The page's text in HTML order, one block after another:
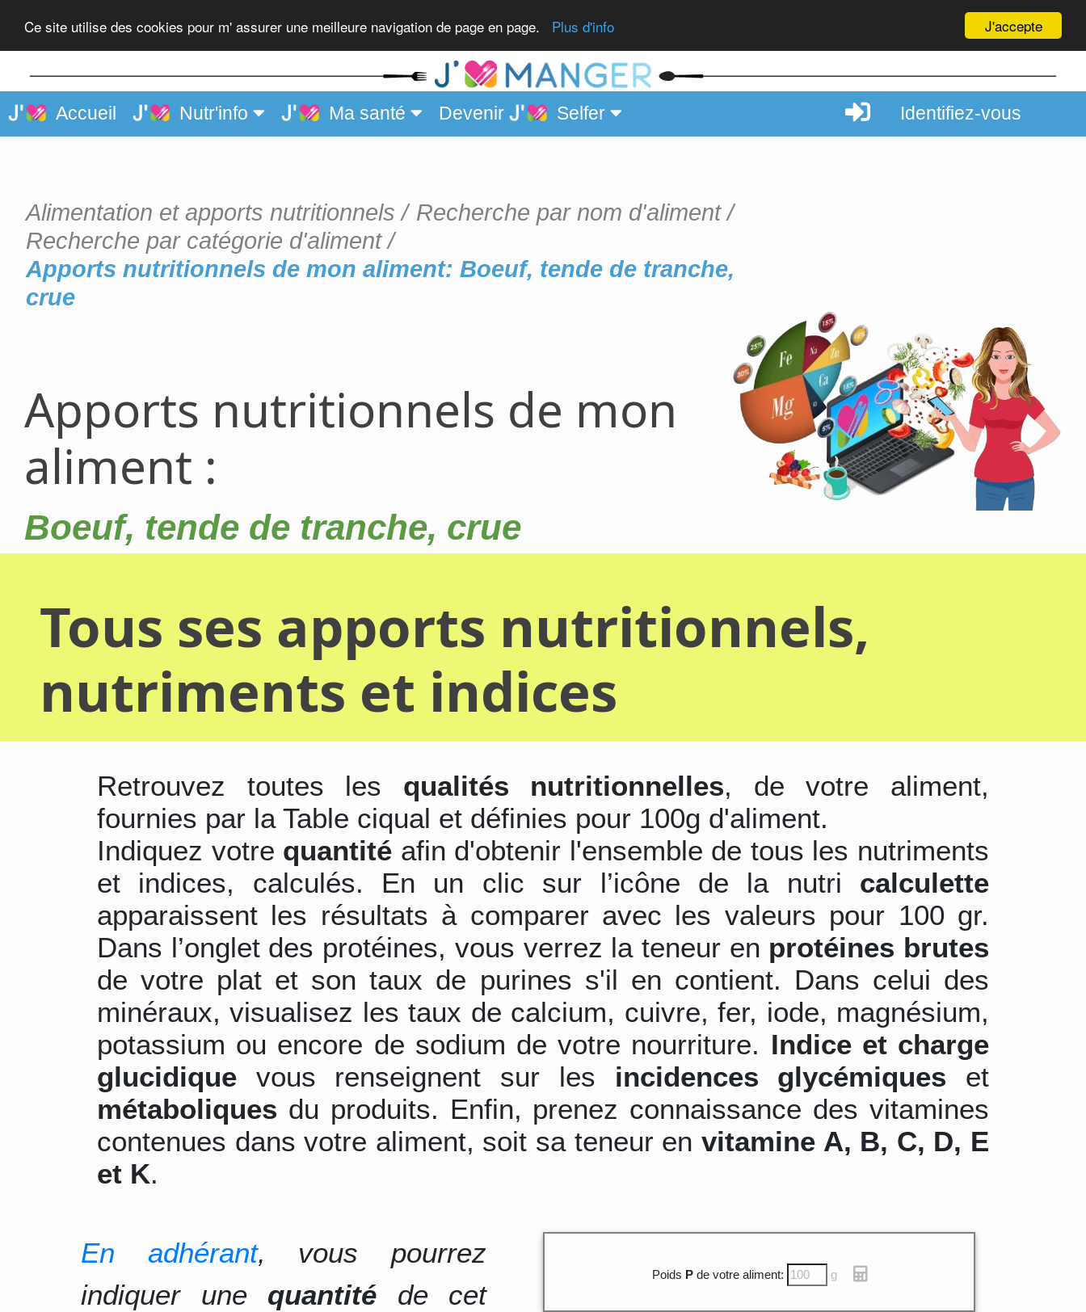
J'accepte
Ce site utilise des cookies pour m' assurer une meilleure navigation de page en page. Plus d'info
Boeuf, tende de tranche, crue
Accueil Nutr'info Ma santé Devenir Selfer Identifiez-vous
Alimentation et apports nutritionnels
Recherche par nom d'aliment
Recherche par catégorie d'aliment
Apports nutritionnels de mon aliment: Boeuf, tende de tranche,
crue
Apports nutritionnels de mon
aliment :
Boeuf, tende de tranche, crue
Tous ses apports nutritionnels,
nutriments et indices
Retrouvez toutes les qualités nutritionnelles, de votre aliment,
fournies par la Table ciqual et définies pour 100g d'aliment.
Indiquez votre quantité afin d'obtenir l'ensemble de tous les nutriments
et indices, calculés. En un clic sur l’icône de la nutri calculette
apparaissent les résultats à comparer avec les valeurs pour 100 gr.
Dans l’onglet des protéines, vous verrez la teneur en protéines brutes
de votre plat et son taux de purines s'il en contient. Dans celui des
minéraux, visualisez les taux de calcium, cuivre, fer, iode, magnésium,
potassium ou encore de sodium de votre nourriture. Indice et charge
glucidique vous renseignent sur les incidences glycémiques et
métaboliques du produits. Enfin, prenez connaissance des vitamines
contenues dans votre aliment, soit sa teneur en vitamine A, B, C, D, E
et K.
En adhérant, vous pourrez
indiquer une quantité de cet
Poids Pde votre aliment: g